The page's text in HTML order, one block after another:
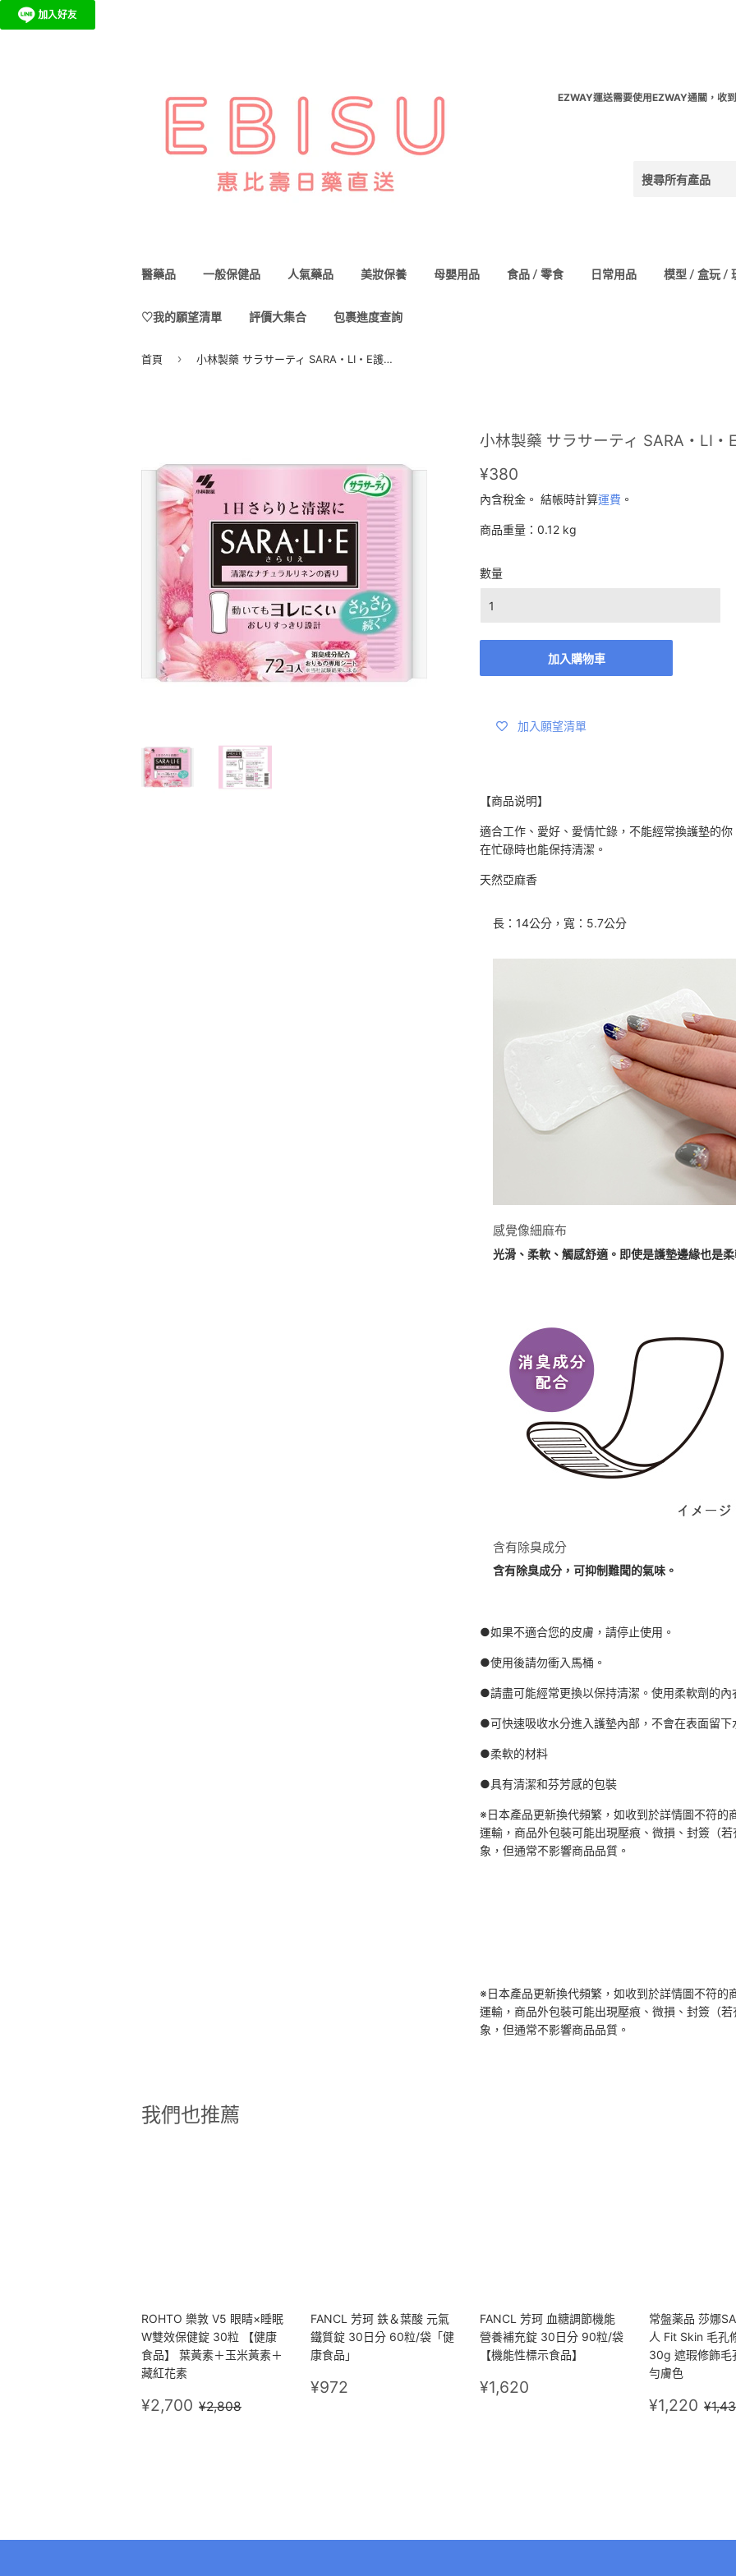
EZWAY運送需要使用EZWAY通關，收
醫藥品 一般保健品 人氣藥品 美妝保養 母嬰用品 食品 / 零食 日常用品 模型 / 盒玩 /
♡我的願望清單 評價大集合 包裹進度查詢
首頁 › 小林製藥 サラサーティ SARA・LI・E護墊 天然亞麻香味 72入
小林製藥 サラサーティ SARA・LI
¥380
內含稅金。 結帳時計算運費 。
商品重量：0.12 kg
數量
加入購物車
加入願望清單
【商品说明】
適合工作、愛好、愛情忙錄， 不能經常換護墊的你
在忙碌時也能保持清潔。
天然亞麻香
長：14公分，寬：5.7公分
感覺像細麻布
光滑、柔軟、觸感舒適。即使是護墊邊緣也是
含有除臭成分
含有除臭成分，可抑制難聞的氣味。
●如果不適合您的皮膚，請停止使用。
●使用後請勿衝入馬桶。
●請盡可能經常更換以保持清潔。 使用柔軟劑的內
●可快速吸收水分進入護墊內部，不會在表面留下
●柔軟的材料
●具有清潔和芬芳感的包裝
※日本產品更新換代頻繁，如收到於詳情圖不符的
運輸，商品外包裝可能出現壓痕、微損、封簽（
象，但通常不影響商品品質。
※日本產品更新換代頻繁，如收到於詳情圖不符的
運輸，商品外包裝可能出現壓痕、微損、封簽（
象，但通常不影響商品品質。
我們也推薦
ROHTO 樂敦 V5 眼睛×睡眠
W雙效保健錠 30粒 【健康
食品】 葉黃素＋玉米黃素＋
藏紅花素
售
¥2,700 ¥2,700
定價
¥2,808
FANCL 芳珂 鉄＆葉酸 元氣
鐵質錠 30日分 60粒/袋「健
康食品」
定
¥972
FANCL 芳珂 血糖調節機能
營養補充錠 30日分 90粒/袋
【機能性標示食品】
定
價
¥1,620
常盤薬品 莎娜
人 Fit Skin 毛孔
30g 遮瑕修飾毛
勻膚色
售
價
¥1,220 定價